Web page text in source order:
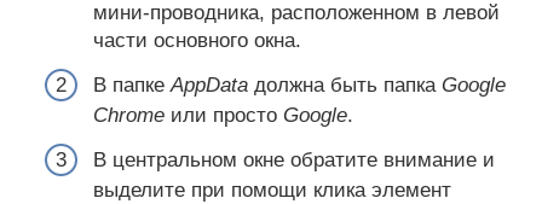
мини-проводника, расположенном в левой
части основного окна.
В папкеAppData должна быть папка Google
Chrome или просто Google.
В центральном окне обратите внимание и
выделите при помощи клика элемент